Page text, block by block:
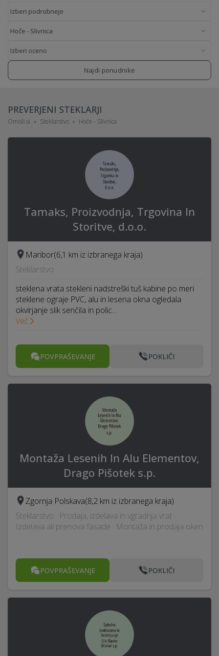
Najdi ponudnike
PREVERJENI STEKLARJI
Omisli.si Steklarstvo Hoče - Slivnica
Tamaks, Proizvodnja, Trgovina In
Storitve, d.o.o.
Maribor(6,1 km iz izbranega kraja)
Steklarstvo
steklena vrata stekleni nadstreški tuš kabine po meri
steklene ograje PVC, alu in lesena okna ogledala
okvirjanje slik senčila in polic…
Več
POVPRAŠEVANJE POKLIČI
Montaža Lesenih In Alu Elementov,
Drago Pišotek s.p.
Zgornja Polskava(8,2 km iz izbranega kraja)
Steklarstvo · Prodaja, izdelava in vgradnja vrat ·
Izdelava ali prenova fasade · Montaža in prodaja oken
POVPRAŠEVANJE POKLIČI